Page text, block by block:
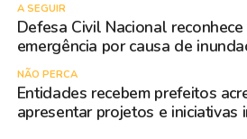
A SEGUIR
Defesa Civil Nacional
emergência por causa de
NÃO PERCA
Entidades recebem prefeitos
apresentar projetos e iniciativas